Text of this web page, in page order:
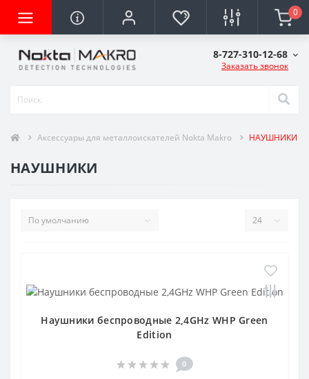
0
8-727-310-12-68
Заказать звонок
Аксессуары для металлоискателей Nokta Makro НАУШНИКИ
НАУШНИКИ
Наушники беспроводные 2,4GHz WHP Green
Edition
0